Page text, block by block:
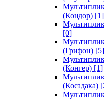
(Кондор) [1]
[0]
(Грифон) [5]
(Конгер) [1]
(Косадака)